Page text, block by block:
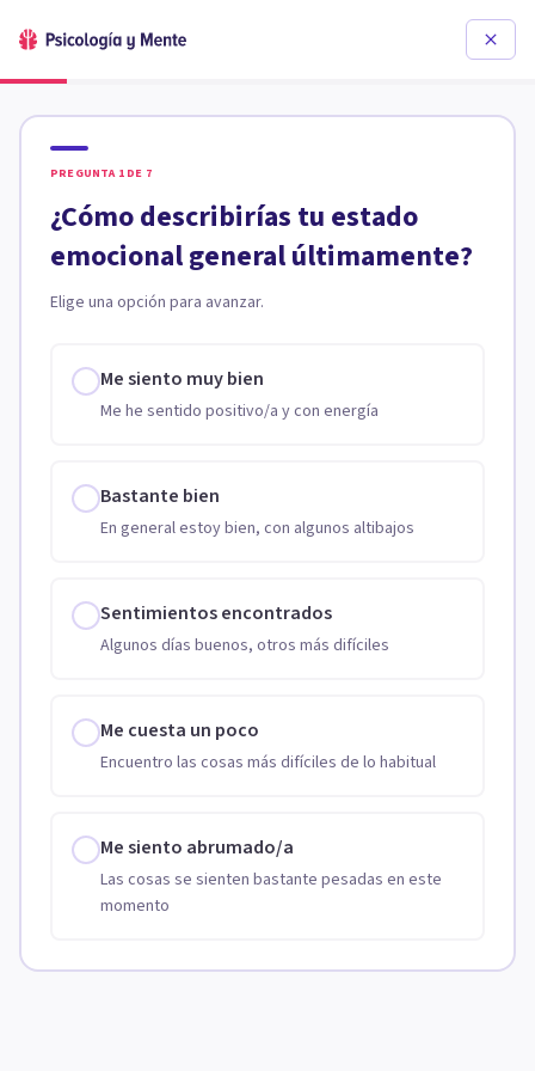
PREGUNTA 1 DE 7
¿Cómo describirías tu estado
emocional general últimamente?
Elige una opción para avanzar.
Me siento muy bien
Me he sentido positivo/a y con energía
Bastante bien
En general estoy bien, con algunos altibajos
Sentimientos encontrados
Algunos días buenos, otros más difíciles
Me cuesta un poco
Encuentro las cosas más difíciles de lo habitual
Me siento abrumado/a
Las cosas se sienten bastante pesadas en este
momento